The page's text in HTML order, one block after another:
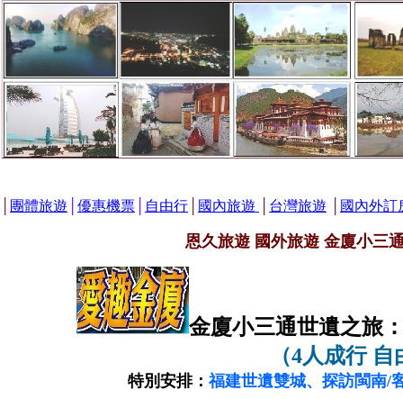
團體旅遊 優惠機票 自由行 國內旅遊 台灣旅遊 國內外訂
恩久旅遊 國外旅遊 金廈小三
金廈小三通世遺之旅
（4人成行
特別安排： 福建世遺雙城、探訪閩南/